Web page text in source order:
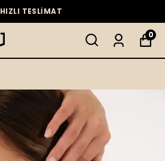
HIZLI TESLİMAT
0